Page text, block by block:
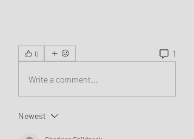
0 1
Write a comment...
Newest